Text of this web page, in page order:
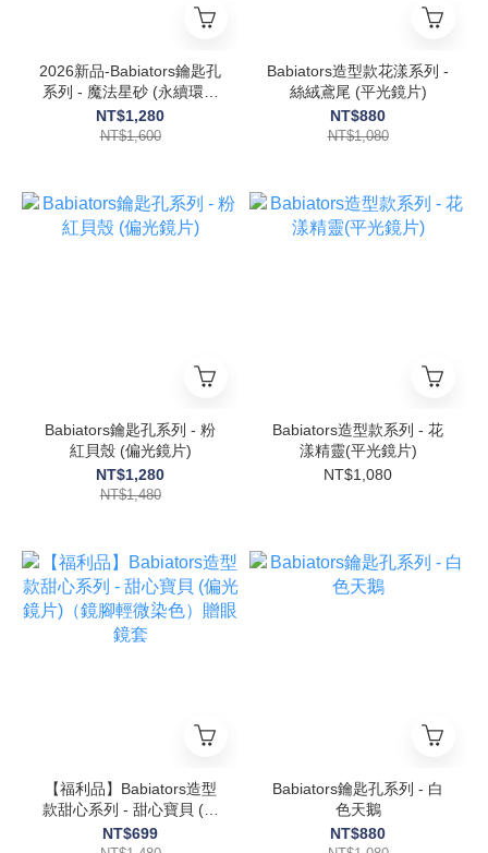
2026新品-Babiators鑰匙孔
系列 - 魔法星砂 (永續環保
材質)
NT$1,280
NT$1,600
Babiators造型款花漾系列 -
絲絨鳶尾 (平光鏡片)
NT$880
NT$1,080
Babiators鑰匙孔系列 - 粉
紅貝殼 (偏光鏡片)
NT$1,280
NT$1,480
Babiators造型款系列 - 花
漾精靈(平光鏡片)
NT$1,080
【福利品】Babiators造型
款甜心系列 - 甜心寶貝 (偏
光鏡片)（鏡腳輕微染色）
NT$699
Babiators鑰匙孔系列 - 白
色天鵝
NT$880